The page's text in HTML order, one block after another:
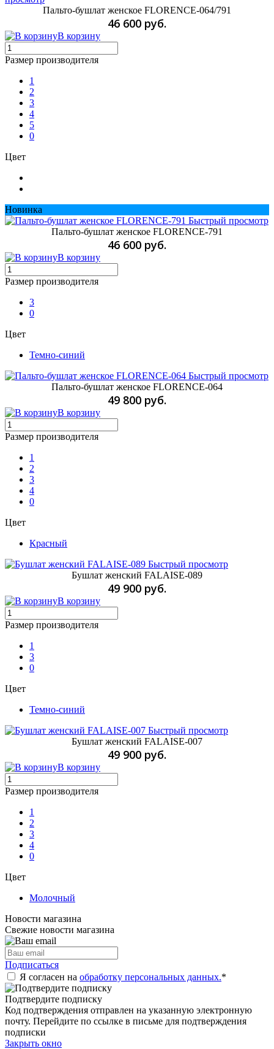
Пальто-бушлат женское FLORENCE-064/791
46 600 руб.
В корзину
Размер производителя
1
2
3
4
5
0
Цвет
Новинка
Быстрый просмотр
Пальто-бушлат женское FLORENCE-791
46 600 руб.
В корзину
Размер производителя
3
0
Цвет
Темно-синий
Быстрый просмотр
Пальто-бушлат женское FLORENCE-064
49 800 руб.
В корзину
Размер производителя
1
2
3
4
0
Цвет
Красный
Быстрый просмотр
Бушлат женский FALAISE-089
49 900 руб.
В корзину
Размер производителя
1
3
0
Цвет
Темно-синий
Быстрый просмотр
Бушлат женский FALAISE-007
49 900 руб.
В корзину
Размер производителя
1
2
3
4
0
Цвет
Молочный
Новости магазина
Свежие новости магазина
Подписаться
Я согласен на обработку персональных данных.*
Подтвердите подписку
Код подтверждения отправлен на указанную электронную
почту. Перейдите по ссылке в письме для подтверждения
подписки
Закрыть окно